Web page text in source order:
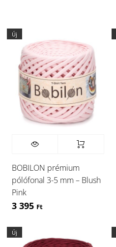
Új
BOBILON prémium
pólófonal 3-5 mm – Blush
Pink
3 395 Ft
Új